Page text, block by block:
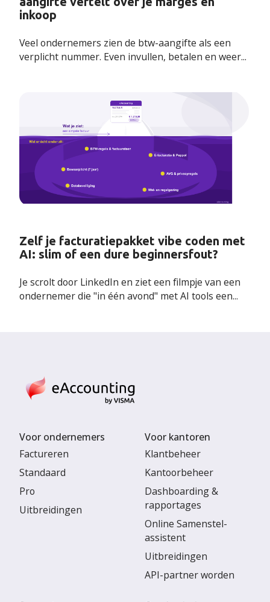
inkoop
Veel ondernemers zien de btw-aangifte als een
verplicht nummer. Even invullen, betalen en weer...
Zelf je facturatiepakket vibe coden met
AI: slim of een dure beginnersfout?
Je scrolt door LinkedIn en ziet een filmpje van een
ondernemer die "in één avond" met AI tools een...
Voor ondernemers
Factureren
Standaard
Pro
Uitbreidingen
Voor kantoren
Klantbeheer
Kantoorbeheer
Dashboarding &
rapportages
Online Samenstel-
assistent
Uitbreidingen
API-partner worden